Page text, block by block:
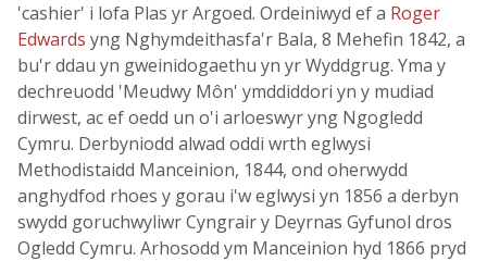
'cashier' i lofa Plas yr Argoed. Ordeiniwyd ef a Roger
Edwards yng Nghymdeithasfa'r Bala, 8 Mehefin 1842, a
bu'r ddau yn gweinidogaethu yn yr Wyddgrug. Yma y
dechreuodd 'Meudwy Môn' ymddiddori yn y mudiad
dirwest, ac ef oedd un o'i arloeswyr yng Ngogledd
Cymru. Derbyniodd alwad oddi wrth eglwysi
Methodistaidd Manceinion, 1844, ond oherwydd
anghydfod rhoes y gorau i'w eglwysi yn 1856 a derbyn
swydd goruchwyliwr Cyngrair y Deyrnas Gyfunol dros
Ogledd Cymru. Arhosodd ym Manceinion hyd 1866 pryd